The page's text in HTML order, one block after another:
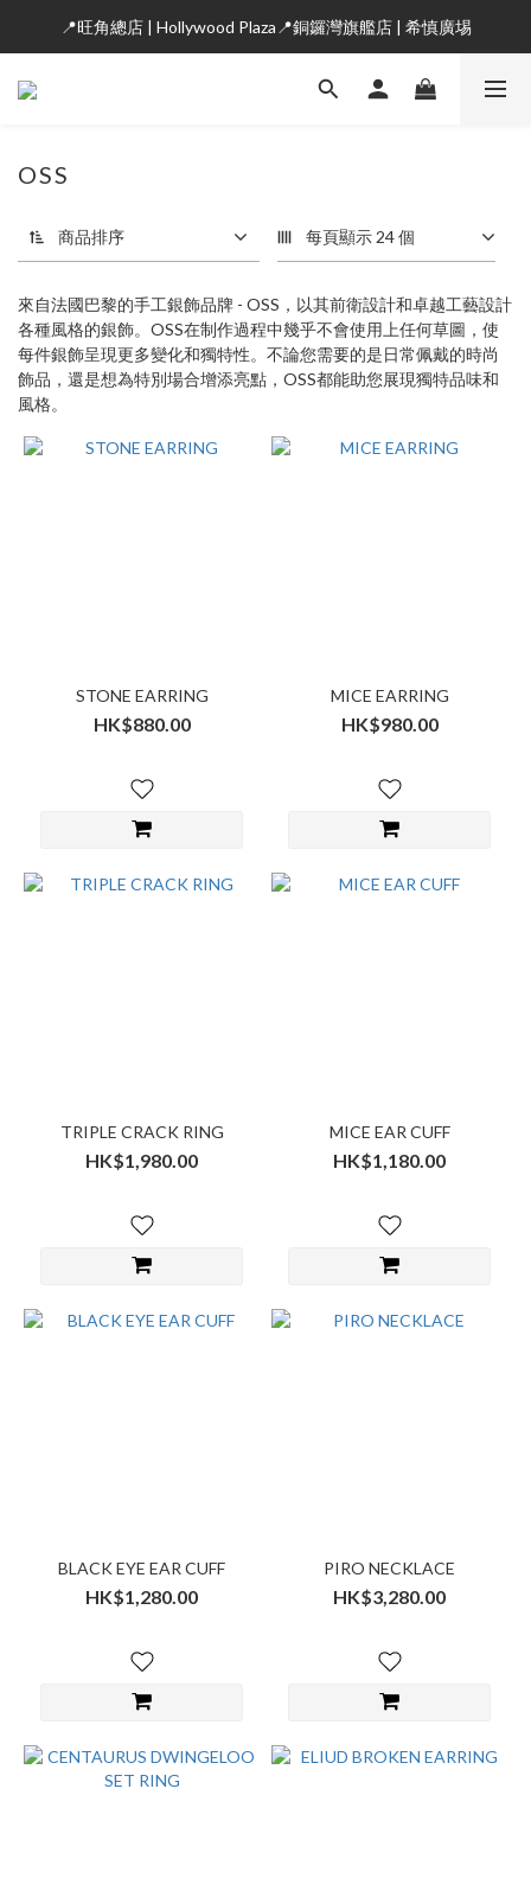
📍旺角總店 | Hollywood Plaza📍銅鑼灣旗艦店 | 希慎廣埸
OSS
商品排序 每頁顯示 24 個
來自法國巴黎的手工銀飾品牌 - OSS，以其前衛設計和卓越工藝設計
各種風格的銀飾。OSS在制作過程中幾乎不會使用上任何草圖，使
每件銀飾呈現更多變化和獨特性。不論您需要的是日常佩戴的時尚
飾品，還是想為特別場合增添亮點，OSS都能助您展現獨特品味和
風格。
STONE EARRING
HK$880.00
MICE EARRING
HK$980.00
TRIPLE CRACK RING
HK$1,980.00
MICE EAR CUFF
HK$1,180.00
BLACK EYE EAR CUFF
HK$1,280.00
PIRO NECKLACE
HK$3,280.00